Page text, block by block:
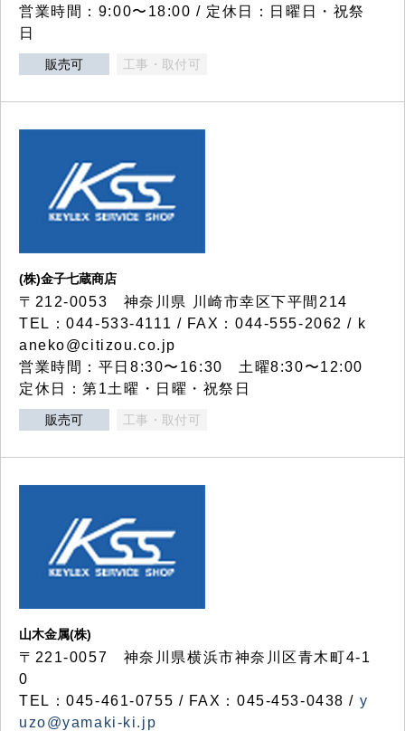
営業時間：9:00〜18:00 / 定休日：日曜日・祝祭
日
販売可 工事・取付可
(株)金子七蔵商店
〒212-0053 神奈川県 川崎市幸区下平間214
TEL：044-533-4111 / FAX：044-555-2062 / k
aneko@citizou.co.jp
営業時間：平日8:30〜16:30 土曜8:30〜12:00
定休日：第1土曜・日曜・祝祭日
販売可 工事・取付可
山木金属(株)
〒221-0057 神奈川県横浜市神奈川区青木町4-1
0
TEL：045-461-0755 / FAX：045-453-0438 / y
uzo@yamaki-ki.jp